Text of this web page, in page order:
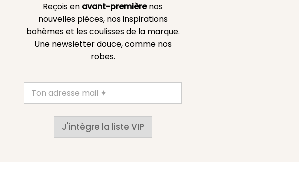
Reçois en avant-premièrenos
nouvelles pièces, nos inspirations
bohèmes et les coulisses de la marque.
Une newsletter douce, comme nos
robes.
J'intègre la liste VIP